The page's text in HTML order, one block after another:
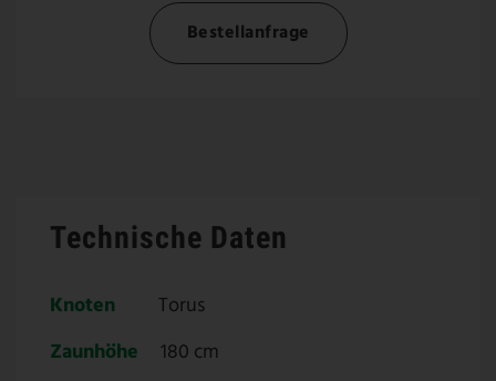
Bestellanfrage
Technische Daten
Knoten
Torus
Zaunhöhe
180 cm